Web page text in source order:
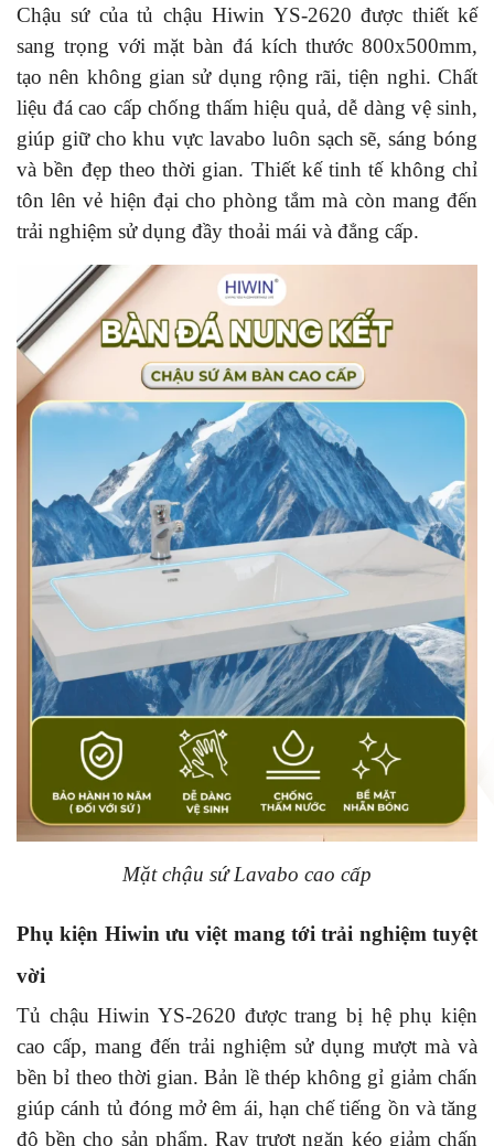
Chậu sứ của tủ chậu Hiwin YS-2620 được thiết kế
sang trọng với mặt bàn đá kích thước 800x500mm,
tạo nên không gian sử dụng rộng rãi, tiện nghi. Chất
liệu đá cao cấp chống thấm hiệu quả, dễ dàng vệ sinh,
giúp giữ cho khu vực lavabo luôn sạch sẽ, sáng bóng
và bền đẹp theo thời gian. Thiết kế tinh tế không chỉ
tôn lên vẻ hiện đại cho phòng tắm mà còn mang đến
trải nghiệm sử dụng đầy thoải mái và đẳng cấp.
Mặt chậu sứ Lavabo cao cấp
Phụ kiện Hiwin ưu việt mang tới trải nghiệm tuyệt
vời
Tủ chậu Hiwin YS-2620 được trang bị hệ phụ kiện
cao cấp, mang đến trải nghiệm sử dụng mượt mà và
bền bỉ theo thời gian. Bản lề thép không gỉ giảm chấn
giúp cánh tủ đóng mở êm ái, hạn chế tiếng ồn và tăng
độ bền cho sản phẩm. Ray trượt ngăn kéo giảm chấn